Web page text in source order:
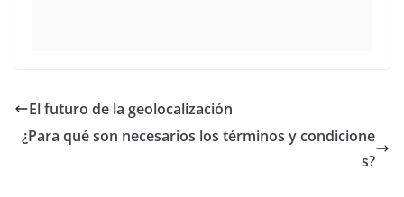
El futuro de la geolocalización
¿Para qué son necesarios los términos y condicione
s?